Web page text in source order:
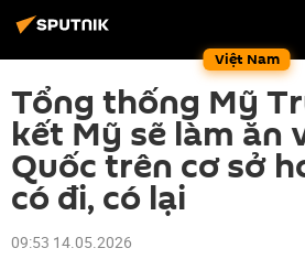
Việt Nam
Tổng thống Mỹ
kết Mỹ sẽ làm ăn
Quốc trên cơ sở
có đi, có lại
09:53 14.05.2026